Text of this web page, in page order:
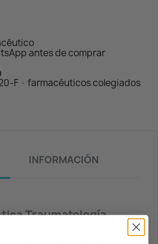
antes de comprar
F · farmacéuticos colegiados
INFORMACIÓN
Traumatología